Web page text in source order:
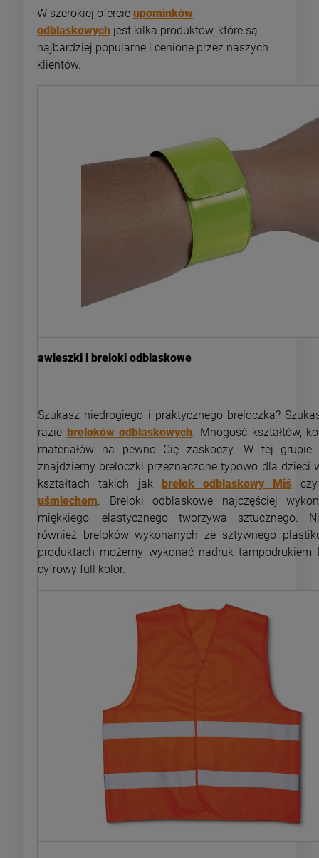
W szerokiej ofercie upominków
odblaskowych jest kilka produktów, które są
najbardziej popularne i cenione przez naszych
klientów.
awieszki i breloki odblaskowe
Szukasz niedrogiego i praktycznego breloczka?
razie breloków odblaskowych . Mnogość kształtów,
materiałów na pewno Cię zaskoczy. W tej grupie
znajdziemy breloczki przeznaczone typowo dla dzieci
kształtach takich jak brelok odblaskowy Miś
uśmiechem . Breloki odblaskowe najczęściej
miękkiego, elastycznego tworzywa sztucznego.
również breloków wykonanych ze sztywnego
produktach możemy wykonać nadruk tampodrukiem
cyfrowy full kolor.